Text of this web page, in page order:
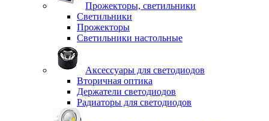
Прожекторы, светильники
Светильники
Прожекторы
Светильники настольные
Аксессуары для светодиодов
Вторичная оптика
Держатели светодиодов
Радиаторы для светодиодов